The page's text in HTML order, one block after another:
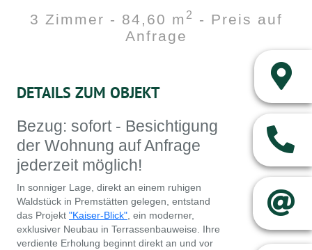
3 Zimmer - 84,60 m 2
- Preis auf
Anfrage
DETAILS ZUM OBJEKT
Bezug: sofort - Besichtigung
der Wohnung auf Anfrage
jederzeit möglich!
In sonniger Lage, direkt an einem ruhigen
Waldstück in Premstätten gelegen, entstand
das Projekt "Kaiser-Blick" , ein moderner,
exklusiver Neubau in Terrassenbauweise. Ihre
verdiente Erholung beginnt direkt an und vor